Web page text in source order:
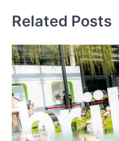
Related Posts